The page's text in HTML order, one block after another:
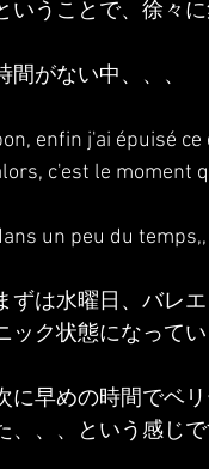
いうことで、徐々
間がない中、、、
enfin j'ai épuisé
c'est le moment
un peu du temps,,
ずは水曜日、バレ
ック状態になって
に早めの時間でベ
、、、という感じで